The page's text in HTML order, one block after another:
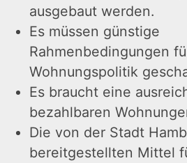
ausgebaut werden.
Es müssen günstige
Rahmenbedingungen
Wohnungspolitik
Es braucht eine
bezahlbaren
Die von der Stadt
bereitgestellten Mittel